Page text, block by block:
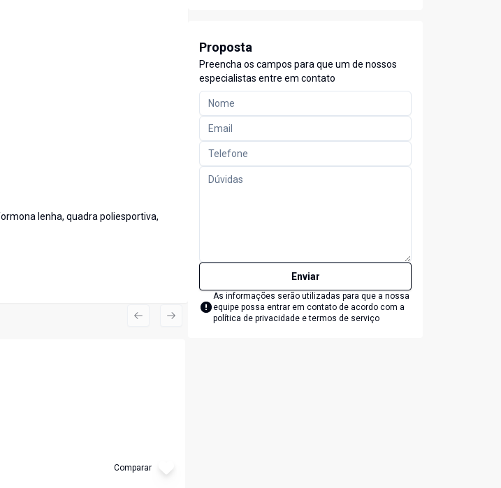
lenha, quadra poliesportiva,
Comparar
Previous slide
Next slide
Proposta
Preencha os campos para que um de nossos
especialistas entre em contato
Enviar
As informações serão utilizadas para que a nossa
equipe possa entrar em contato de acordo com a
política de privacidade e termos de serviço